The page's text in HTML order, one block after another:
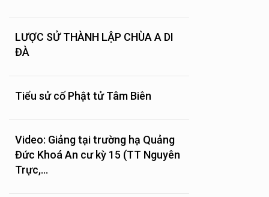
LƯỢC SỬ THÀNH LẬP CHÙA A DI
ĐÀ
Tiểu sử cố Phật tử Tâm Biên
Video: Giảng tại trường hạ Quảng
Đức Khoá An cư kỳ 15 (TT Nguyên
Trực,...